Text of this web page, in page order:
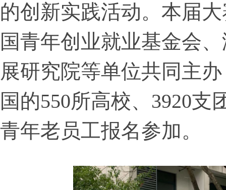
的创新实践活动。本届
国青年创业就业基金会
展研究院等单位共同主
国的550所高校、3920支
青年老员工报名参加。